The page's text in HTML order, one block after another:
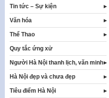
Tin tức – Sự kiện
Văn hóa
Thể Thao
Quy tắc ứng xử
Người Hà Nội thanh lịch, văn minh
Hà Nội đẹp và chưa đẹp
Tiêu điểm Hà Nội